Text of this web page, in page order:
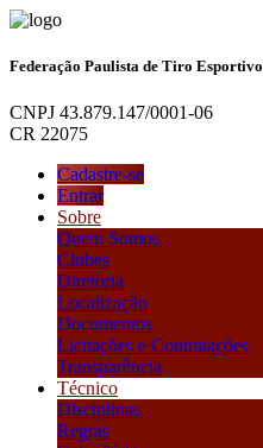
Federação Paulista de Tiro Esportivo
CNPJ 43.879.147/0001-06
CR 22075
Cadastre-se
Entrar
Sobre
Quem Somos
Clubes
Diretoria
Localização
Documentos
Licitações e Contratações
Transparência
Técnico
Disciplinas
Regras